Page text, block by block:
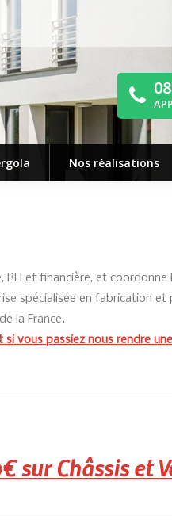
Nos réalisations
et financière, et coordonne
spécialisée en fabrication et
la France.
si vous passiez nous rendre
sur Châssis et